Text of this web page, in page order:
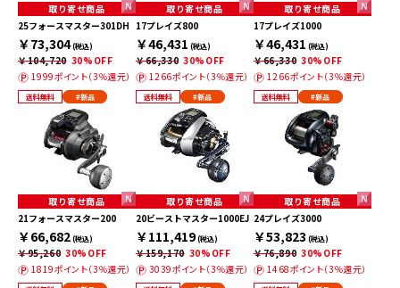
取り寄せ商品
25フォースマスター301DH
￥73,304(税込)
￥104,720 30%OFF
1999ポイント（3％還元）
送料無料 #新品
取り寄せ商品
17プレイズ800
￥46,431 (税込)
￥66,330 30%OFF
1266ポイント（3％還元）
送料無料 #新品
取り寄せ商品
17プレイズ1000
￥46,431 (税込)
￥66,330 30%OFF
1266ポイント（3％還元）
送料無料 #新品
取り寄せ商品
21フォースマスター200
￥66,682(税込)
￥95,260 30%OFF
1819ポイント（3％還元）
取り寄せ商品
20ビーストマスター1000EJ
￥111,419(税込)
￥159,170 30%OFF
3039ポイント（3％還元）
取り寄せ商品
24プレイズ3000
￥53,823 (税込)
￥76,890 30%OFF
1468ポイント（3％還元）